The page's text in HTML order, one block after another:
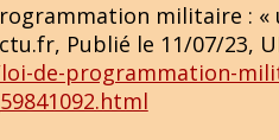
militaire :
Publié le 11/07/23,
de-programmation-